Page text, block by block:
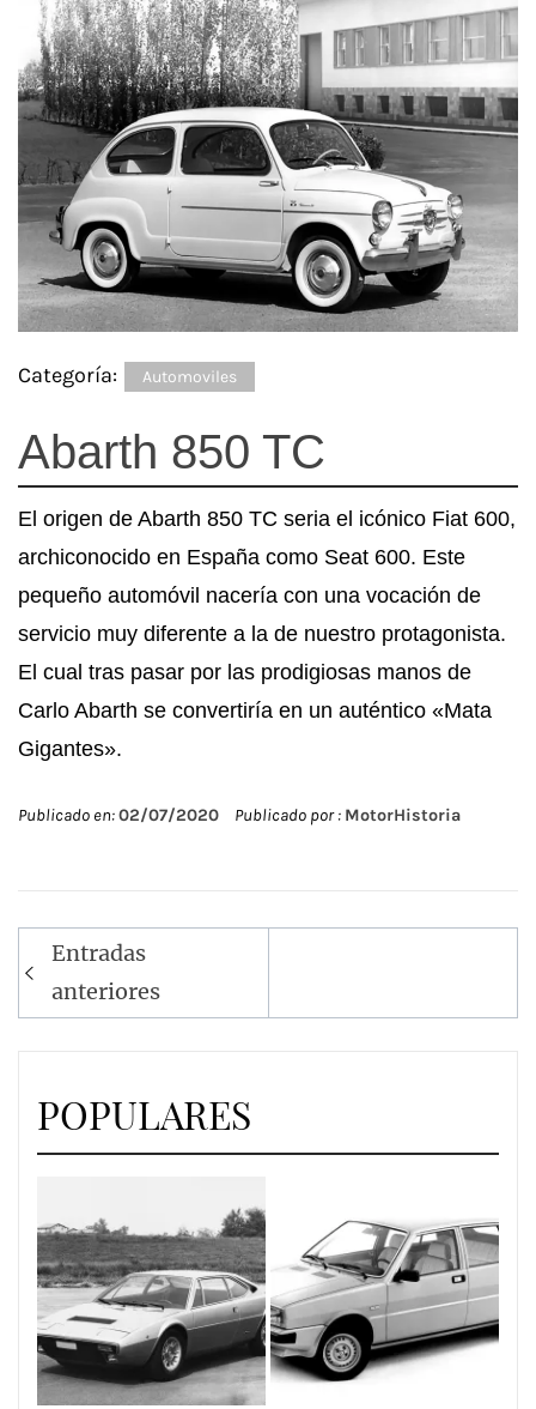
Categoría: Automoviles
Abarth 850 TC
El origen de Abarth 850 TC seria el icónico Fiat 600,
archiconocido en España como Seat 600. Este
pequeño automóvil nacería con una vocación de
servicio muy diferente a la de nuestro protagonista.
El cual tras pasar por las prodigiosas manos de
Carlo Abarth se convertiría en un auténtico «Mata
Gigantes».
Publicado en:02/07/2020 Publicado por : MotorHistoria
Navegación
de
entradas
Entradas
anteriores
POPULARES